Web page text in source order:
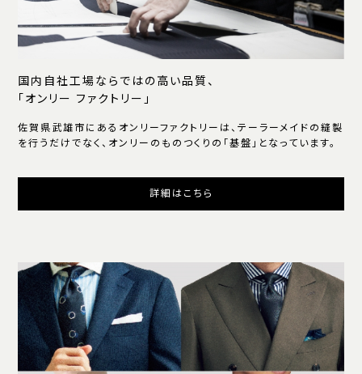
国内自社工場ならではの高い品質、
「オンリー ファクトリー」
佐賀県武雄市にあるオンリーファクトリーは、テーラーメイドの縫製
を行うだけでなく、オンリーのものつくりの「基盤」となっています。
詳細はこちら